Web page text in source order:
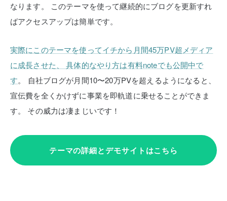
なります。
このテーマを使って継続的にブログを更新すれ
ばアクセスアップは簡単です。
実際にこのテーマを使ってイチから月間45万PV超メディア
に成長させた、
具体的なやり方は有料noteでも公開中で
す。
自社ブログが月間10〜20万PVを超えるようになると、
宣伝費を全くかけずに事業を即軌道に乗せることができま
す。
その威力は凄まじいです！
テーマの詳細とデモサイトはこちら